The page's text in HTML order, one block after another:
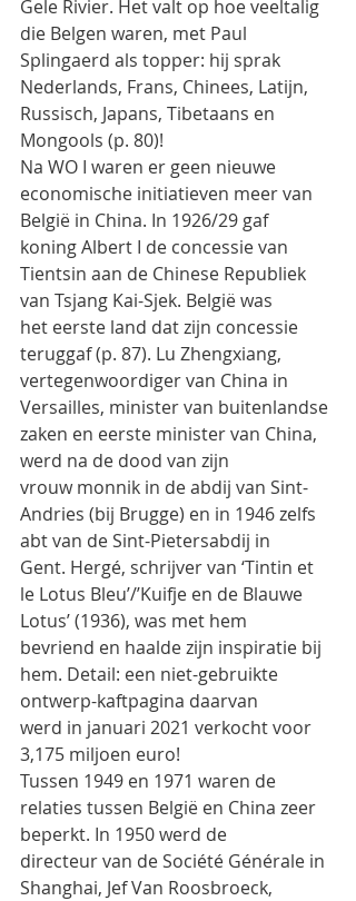
Gele Rivier. Het valt op hoe veeltalig
die Belgen waren, met Paul
Splingaerd als topper: hij sprak
Nederlands, Frans, Chinees, Latijn,
Russisch, Japans, Tibetaans en
Mongools (p. 80)!
Na WO I waren er geen nieuwe
economische initiatieven meer van
België in China. In 1926/29 gaf
koning Albert I de concessie van
Tientsin aan de Chinese Republiek
van Tsjang Kai-Sjek. België was
het eerste land dat zijn concessie
teruggaf (p. 87). Lu Zhengxiang,
vertegenwoordiger van China in
Versailles, minister van buitenlandse
zaken en eerste minister van China,
werd na de dood van zijn
vrouw monnik in de abdij van Sint-
Andries (bij Brugge) en in 1946 zelfs
abt van de Sint-Pietersabdij in
Gent. Hergé, schrijver van ‘Tintin et
le Lotus Bleu’/’Kuifje en de Blauwe
Lotus’ (1936), was met hem
bevriend en haalde zijn inspiratie bij
hem. Detail: een niet-gebruikte
ontwerp-kaftpagina daarvan
werd in januari 2021 verkocht voor
3,175 miljoen euro!
Tussen 1949 en 1971 waren de
relaties tussen België en China zeer
beperkt. In 1950 werd de
directeur van de Société Générale in
Shanghai, Jef Van Roosbroeck,